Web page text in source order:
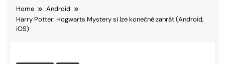
Home
Android
Harry Potter: Hogwarts Mystery si lze konečně zahrát (Android,
iOS)